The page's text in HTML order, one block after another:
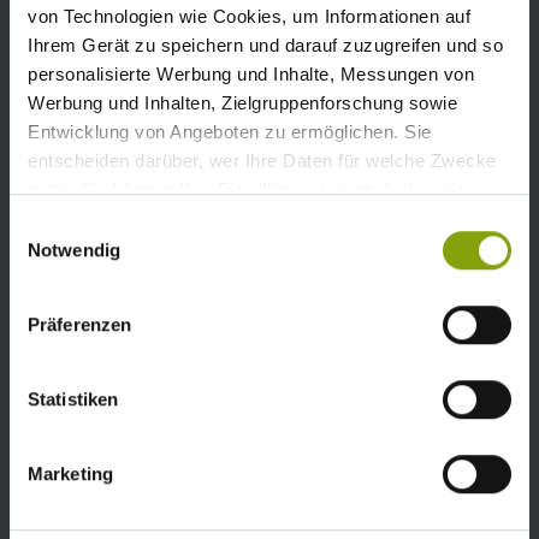
von Technologien wie Cookies, um Informationen auf
Ihrem Gerät zu speichern und darauf zuzugreifen und so
personalisierte Werbung und Inhalte, Messungen von
Werbung und Inhalten, Zielgruppenforschung sowie
Entwicklung von Angeboten zu ermöglichen. Sie
entscheiden darüber, wer Ihre Daten für welche Zwecke
nutzt. Sie können Ihre Einwilligung jederzeit über die
Trigger Symbol ändern oder widerrufen
Informationen über Ihre geografische Lage
können
bestimmten Merkmalen (Fingerprinting) identifizieren
Erfahren Sie mehr darüber, wie Ihre persönlichen Daten
Notwendig
Präferenzen
Statistiken
Marketing
Für Sie mit
WOHNWAGEN/ZELT